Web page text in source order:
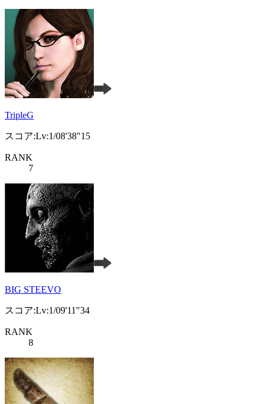
TripleG
スコア:Lv:1/08'38"15
RANK
7
BIG STEEVO
スコア:Lv:1/09'11"34
RANK
8